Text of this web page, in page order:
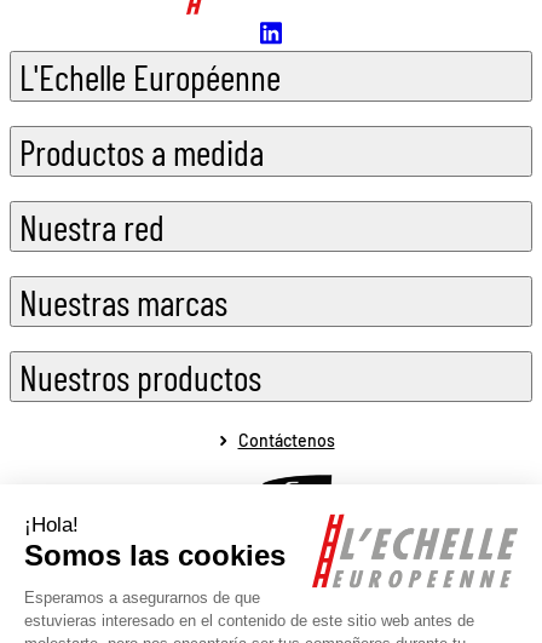
L'Echelle Européenne
Productos a medida
Nuestra red
Nuestras marcas
Nuestros productos
Contáctenos